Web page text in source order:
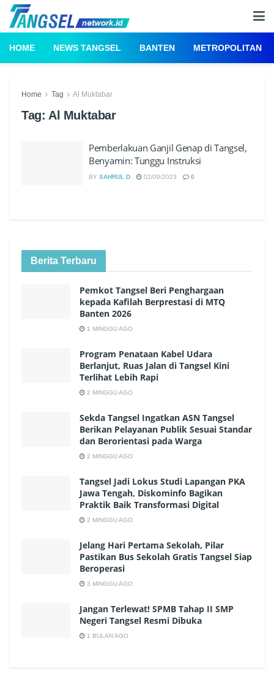
HOME NEWS TANGSEL BANTEN METROPOLITAN
Home Tag Al Muktabar
Tag: Al Muktabar
Pemberlakuan Ganjil Genap di Tangsel,
Benyamin: Tunggu Instruksi
BY SAHRUL D 02/09/2023 0
Berita Terbaru
Pemkot Tangsel Beri Penghargaan
kepada Kafilah Berprestasi di MTQ
Banten 2026
1 MINGGU AGO
Program Penataan Kabel Udara
Berlanjut, Ruas Jalan di Tangsel Kini
Terlihat Lebih Rapi
2 MINGGU AGO
Sekda Tangsel Ingatkan ASN Tangsel
Berikan Pelayanan Publik Sesuai Standar
dan Berorientasi pada Warga
2 MINGGU AGO
Tangsel Jadi Lokus Studi Lapangan PKA
Jawa Tengah, Diskominfo Bagikan
Praktik Baik Transformasi Digital
2 MINGGU AGO
Jelang Hari Pertama Sekolah, Pilar
Pastikan Bus Sekolah Gratis Tangsel Siap
Beroperasi
3 MINGGU AGO
Jangan Terlewat! SPMB Tahap II SMP
Negeri Tangsel Resmi Dibuka
1 BULAN AGO